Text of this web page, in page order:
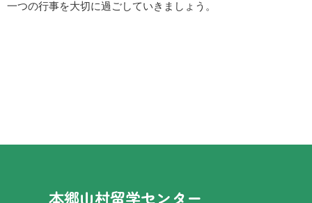
一つの行事を大切に過ごしていきましょう。
本郷山村留学センター